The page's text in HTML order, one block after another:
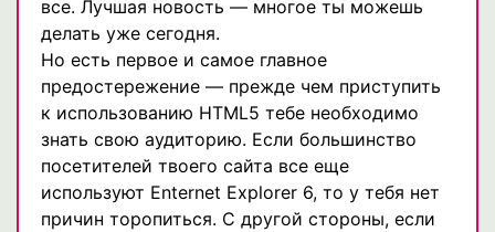
все. Лучшая новость — многое ты можешь
делать уже сегодня.
Но есть первое и самое главное
предостережение — прежде чем приступить
к использованию HTML5 тебе необходимо
знать свою аудиторию. Если большинство
посетителей твоего сайта все еще
используют Enternet Explorer 6, то у тебя нет
причин торопиться. С другой стороны, если